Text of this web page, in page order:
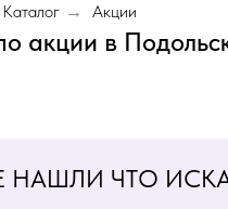
Каталог → Акции
акции в
НАШЛИ ЧТО